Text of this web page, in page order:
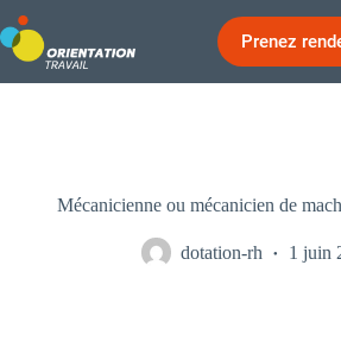
au
contenu
Prenez
Mécanicienne ou mécanicien de
dotation-rh 1 juin